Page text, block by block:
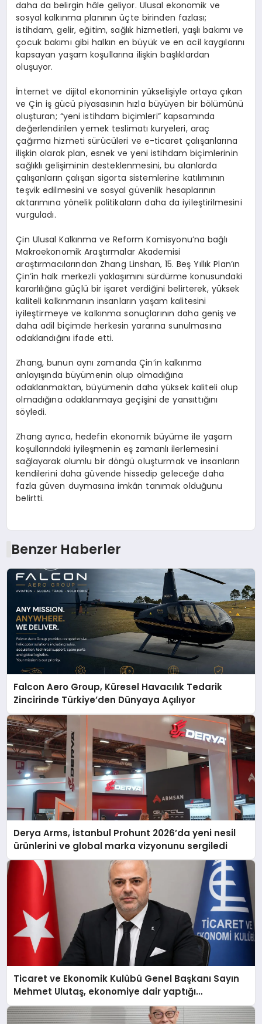
daha da belirgin hâle geliyor. Ulusal ekonomik ve
sosyal kalkınma planının üçte birinden fazlası;
istihdam, gelir, eğitim, sağlık hizmetleri, yaşlı bakımı ve
çocuk bakımı gibi halkın en büyük ve en acil kaygılarını
kapsayan yaşam koşullarına ilişkin başlıklardan
oluşuyor.
İnternet ve dijital ekonominin yükselişiyle ortaya çıkan
ve Çin iş gücü piyasasının hızla büyüyen bir bölümünü
oluşturan; “yeni istihdam biçimleri” kapsamında
değerlendirilen yemek teslimatı kuryeleri, araç
çağırma hizmeti sürücüleri ve e-ticaret çalışanlarına
ilişkin olarak plan, esnek ve yeni istihdam biçimlerinin
sağlıklı gelişiminin desteklenmesini, bu alanlarda
çalışanların çalışan sigorta sistemlerine katılımının
teşvik edilmesini ve sosyal güvenlik hesaplarının
aktarımına yönelik politikaların daha da iyileştirilmesini
vurguladı.
Çin Ulusal Kalkınma ve Reform Komisyonu’na bağlı
Makroekonomik Araştırmalar Akademisi
araştırmacılarından Zhang Linshan, 15. Beş Yıllık Plan’ın
Çin’in halk merkezli yaklaşımını sürdürme konusundaki
kararlılığına güçlü bir işaret verdiğini belirterek, yüksek
kaliteli kalkınmanın insanların yaşam kalitesini
iyileştirmeye ve kalkınma sonuçlarının daha geniş ve
daha adil biçimde herkesin yararına sunulmasına
odaklandığını ifade etti.
Zhang, bunun aynı zamanda Çin’in kalkınma
anlayışında büyümenin olup olmadığına
odaklanmaktan, büyümenin daha yüksek kaliteli olup
olmadığına odaklanmaya geçişini de yansıttığını
söyledi.
Zhang ayrıca, hedefin ekonomik büyüme ile yaşam
koşullarındaki iyileşmenin eş zamanlı ilerlemesini
sağlayarak olumlu bir döngü oluşturmak ve insanların
kendilerini daha güvende hissedip geleceğe daha
fazla güven duymasına imkân tanımak olduğunu
belirtti.
Benzer Haberler
Falcon Aero Group, Küresel Havacılık Tedarik
Zincirinde Türkiye’den Dünyaya Açılıyor
Derya Arms, İstanbul Prohunt 2026’da yeni nesil
ürünlerini ve global marka vizyonunu sergiledi
Ticaret ve Ekonomik Kulübü Genel Başkanı Sayın
Mehmet Ulutaş, ekonomiye dair yaptığı
açıklamada şunları kaydetti: